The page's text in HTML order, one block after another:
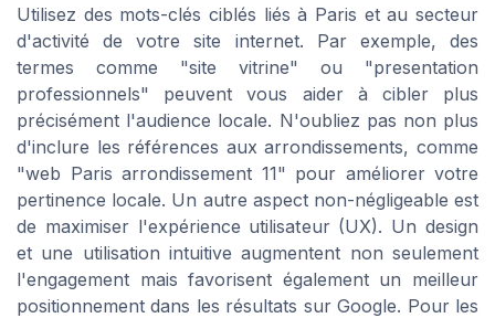
Utilisez des mots-clés ciblés liés à Paris et au secteur
d'activité de votre site internet. Par exemple, des
termes comme "site vitrine" ou "presentation
professionnels" peuvent vous aider à cibler plus
précisément l'audience locale. N'oubliez pas non plus
d'inclure les références aux arrondissements, comme
"web Paris arrondissement 11" pour améliorer votre
pertinence locale. Un autre aspect non-négligeable est
de maximiser l'expérience utilisateur (UX). Un design
et une utilisation intuitive augmentent non seulement
l'engagement mais favorisent également un meilleur
positionnement dans les résultats sur Google. Pour les